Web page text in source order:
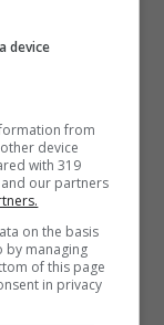
device
from
device
with 319
our partners
on the basis
by managing
of this page
in privacy